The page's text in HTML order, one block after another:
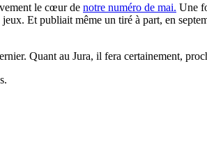
le cœur de notre numéro de mai. Une
Et publiait même un tiré à part, en
Quant au Jura, il fera certainement,